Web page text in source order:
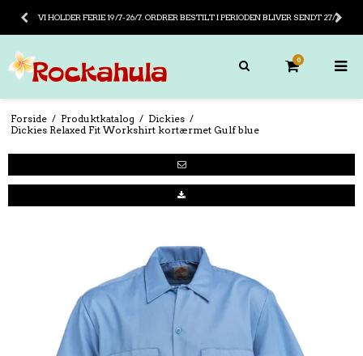
VI HOLDER FERIE 19/7-26/7. ORDRER BESTILT I PERIODEN BLIVER SENDT 27/7
0
Forside / Produktkatalog / Dickies /
Dickies Relaxed Fit Workshirt kortærmet Gulf blue